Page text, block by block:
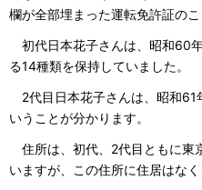
欄が全部埋まった運転免許証のこ
初代日本花子さんは、昭和60
る14種類を保持していました。
2代目日本花子さんは、昭和61
いうことが分かります。
住所は、初代、2代目ともに東
いますが、この住所に住居はなく